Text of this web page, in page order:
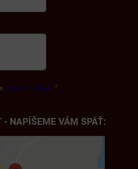
osobných údajov *
- NAPÍŠEME VÁM SPÄŤ: